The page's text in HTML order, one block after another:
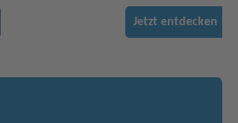
Jetzt entdecken